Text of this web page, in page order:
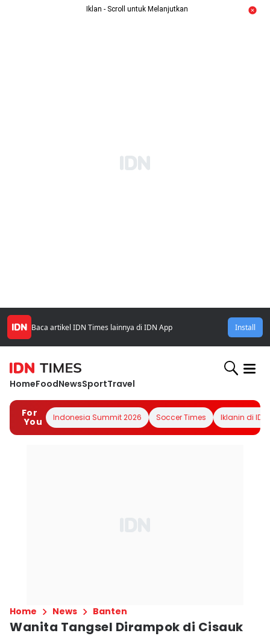
Iklan - Scroll untuk Melanjutkan
Baca artikel IDN Times lainnya di IDN App Install
HomeFoodNewsSportTravel
For
You Indonesia Summit 2026 Soccer Times Iklanin di IDN
Home News Banten
Wanita Tangsel Dirampok di Cisauk